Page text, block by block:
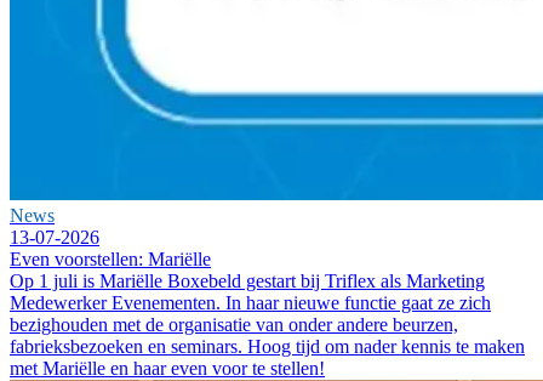
News
13-07-2026
Even voorstellen: Mariëlle
Op 1 juli is Mariëlle Boxebeld gestart bij Triflex als Marketing
Medewerker Evenementen. In haar nieuwe functie gaat ze zich
bezighouden met de organisatie van onder andere beurzen,
fabrieksbezoeken en seminars. Hoog tijd om nader kennis te maken
met Mariëlle en haar even voor te stellen!